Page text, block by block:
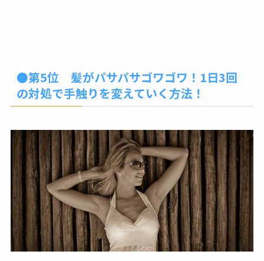
●第5位 髪がパサパサゴワゴワ！1日3回
の対処で手触りを変えていく方法！